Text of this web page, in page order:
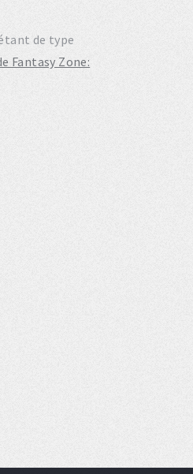
de type
Fantasy Zone: